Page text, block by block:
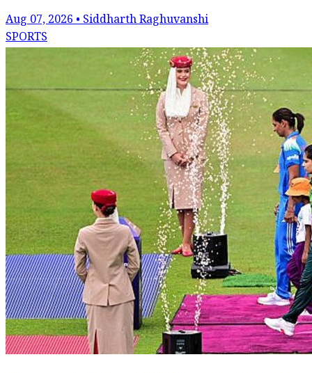
Aug 07, 2026 • Siddharth Raghuvanshi
SPORTS